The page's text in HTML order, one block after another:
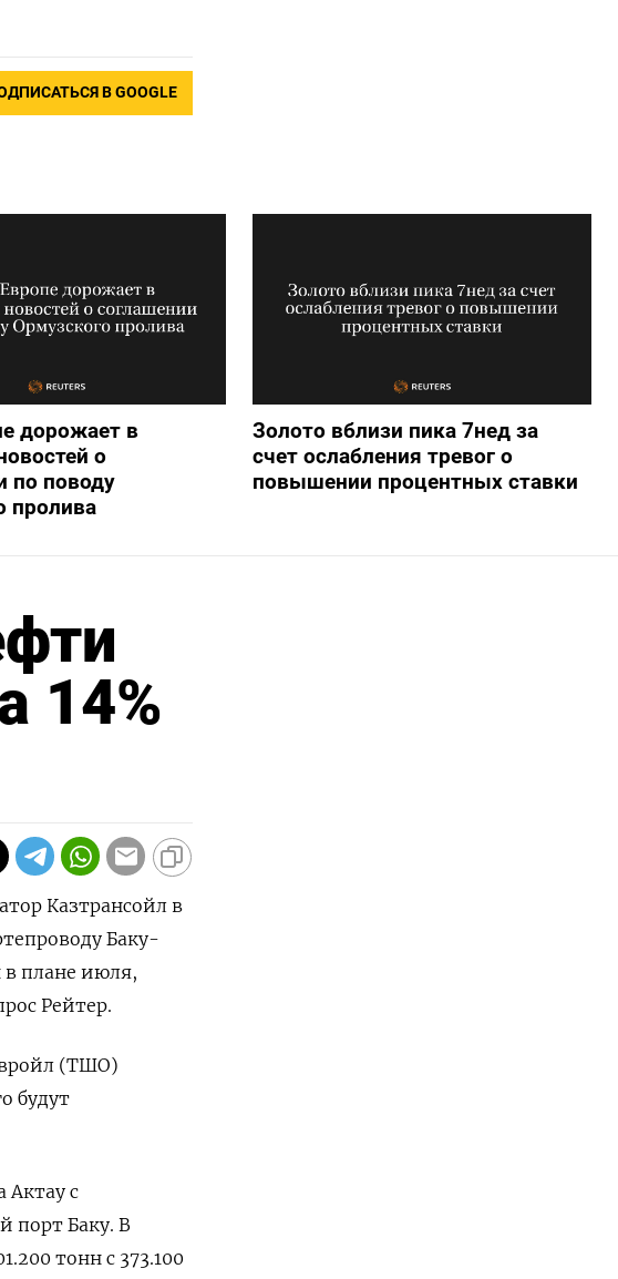
В GOOGLE
дорожает в
о
по поводу
пролива
Золото вблизи пика 7нед за
счет ослабления тревог о
повышении процентных ставки
14%
Казтрансойл в
Баку-
в плане июля,
Рейтер.
(ТШО)
будут
Актау с
порт Баку. В
тонн с 373.100